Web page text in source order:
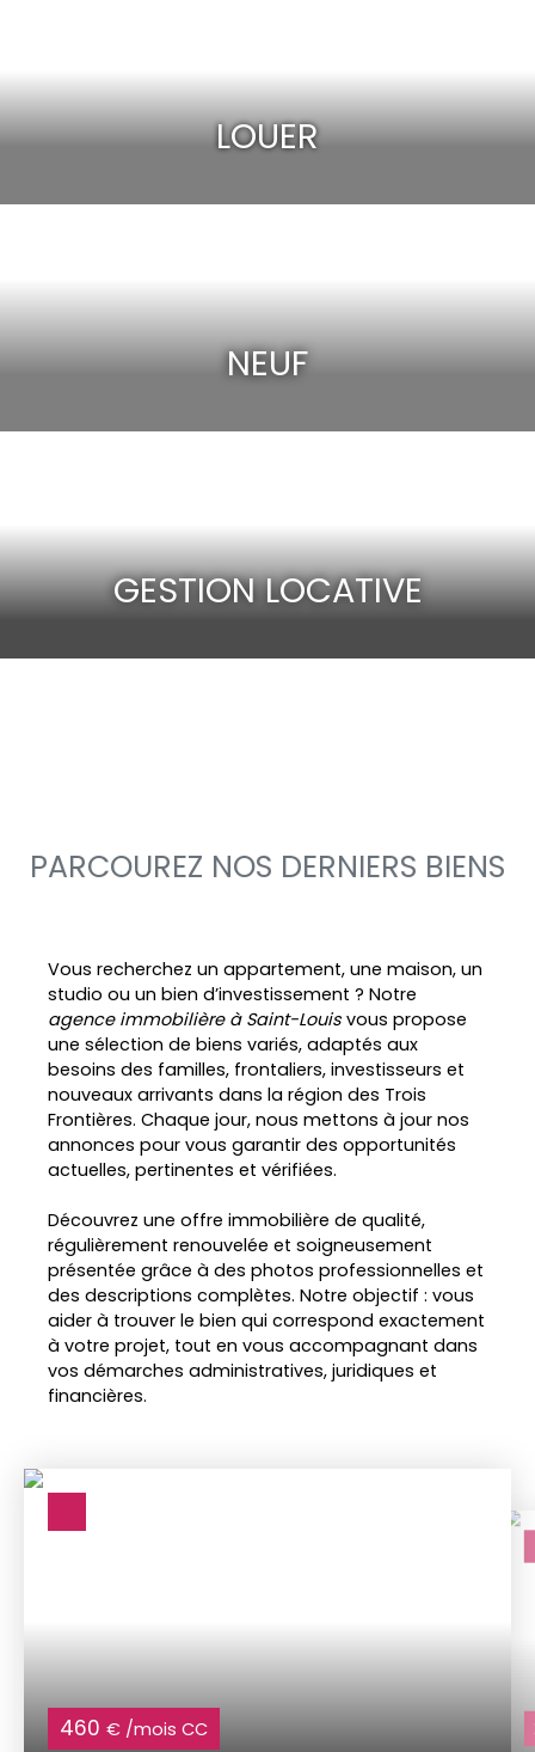
LOUER
NEUF
GESTION LOCATIVE
PARCOUREZ NOS DERNIERS BIENS
Vous recherchez un appartement, une maison, un
studio ou un bien d’investissement ? Notre
agence immobilière à Saint-Louis vous propose
une sélection de biens variés, adaptés aux
besoins des familles, frontaliers, investisseurs et
nouveaux arrivants dans la région des Trois
Frontières. Chaque jour, nous mettons à jour nos
annonces pour vous garantir des opportunités
actuelles, pertinentes et vérifiées.
Découvrez une offre immobilière de qualité,
régulièrement renouvelée et soigneusement
présentée grâce à des photos professionnelles et
des descriptions complètes. Notre objectif : vous
aider à trouver le bien qui correspond exactement
à votre projet, tout en vous accompagnant dans
vos démarches administratives, juridiques et
financières.
460 € /mois CC